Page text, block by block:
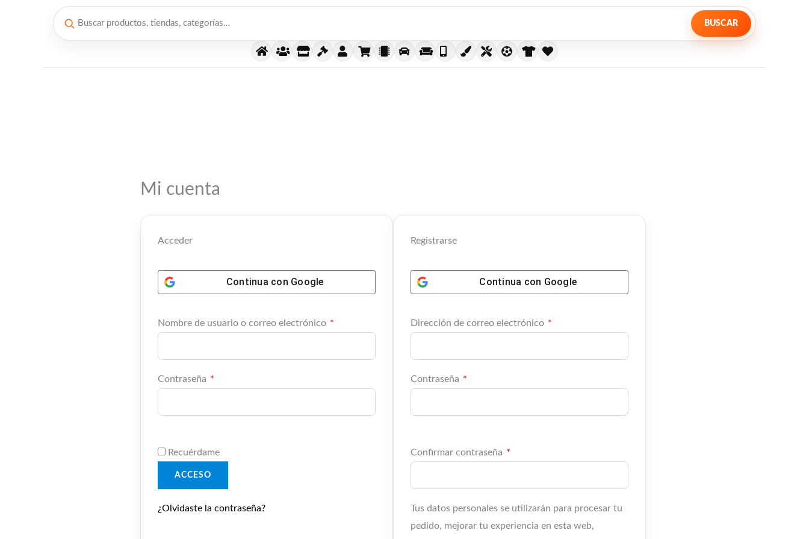
BUSCAR
Mi cuenta
Acceder
Continua con Google
Nombre de usuario o correo electrónico *
Contraseña *
Recuérdame
ACCESO
¿Olvidaste la contraseña?
Registrarse
Continua con Google
Dirección de correo electrónico *
Contraseña *
Confirmar contraseña *
Tus datos personales se utilizarán para procesar tu
pedido, mejorar tu experiencia en esta web,